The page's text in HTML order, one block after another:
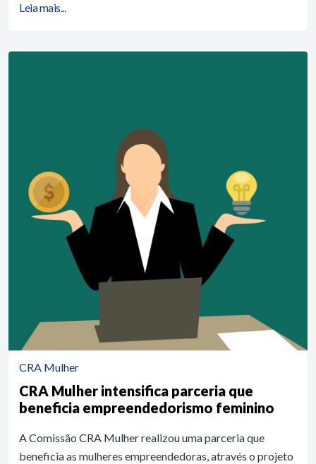
Leia mais...
CRA Mulher
CRA Mulher intensifica parceria que
beneficia empreendedorismo feminino
A Comissão CRA Mulher realizou uma parceria que
beneficia as mulheres empreendedoras, através o projeto